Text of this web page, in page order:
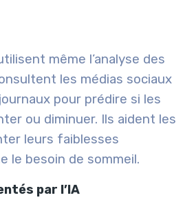
même l’analyse des
les médias sociaux
pour prédire si les
ou diminuer. Ils aident les
leurs faiblesses
le besoin de sommeil.
par l’IA